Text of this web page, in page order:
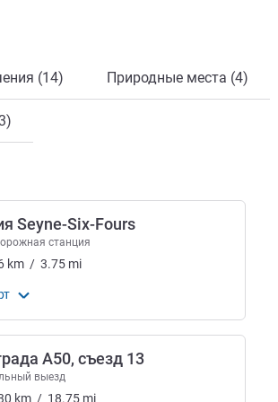
(14) Природные места (4)
Seyne-Six-Fours
станция
km / 3.75 mi
A50, съезд 13
выезд
km / 18.75 mi